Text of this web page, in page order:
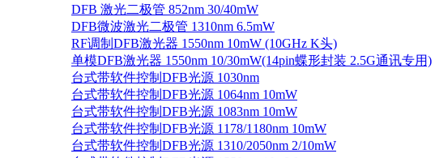
DFB 激光二极管 852nm 30/40mW
DFB微波激光二极管 1310nm 6.5mW
RF调制DFB激光器 1550nm 10mW (10GHz K头)
单模DFB激光器 1550nm 10/30mW(14pin蝶形封装 2.5G通讯专用)
台式带软件控制DFB光源 1030nm
台式带软件控制DFB光源 1064nm 10mW
台式带软件控制DFB光源 1083nm 10mW
台式带软件控制DFB光源 1178/1180nm 10mW
台式带软件控制DFB光源 1310/2050nm 2/10mW